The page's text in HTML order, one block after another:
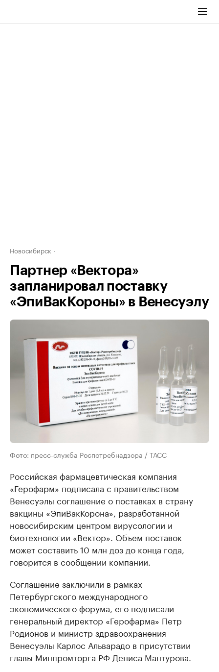
Новосибирск
Партнер «Вектора»
запланировал поставку
«ЭпиВакКороны» в Венесуэлу
Фото: пресс-служба Роспотребнадзора / ТАСС
Российская фармацевтическая компания
«Герофарм» подписала с правительством
Венесуэлы соглашение о поставках в страну
вакцины «ЭпиВакКорона», разработанной
новосибирским центром вирусологии и
биотехнологии «Вектор». Объем поставок
может составить 10 млн доз до конца года,
говорится в сообщении компании.
Соглашение заключили в рамках
Петербургского международного
экономического форума, его подписали
генеральный директор «Герофарма» Петр
Родионов и министр здравоохранения
Венесуэлы Карлос Альварадо в присутствии
главы Минпромторга РФ Дениса Мантурова.